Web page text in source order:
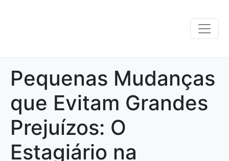
Pequenas Mudanças
que Evitam Grandes
Prejuízos: O
Estagiário na